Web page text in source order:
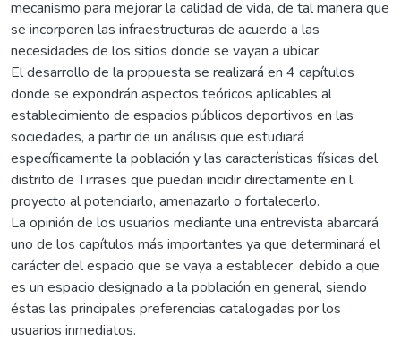
mecanismo para mejorar la calidad de vida, de tal manera que
se incorporen las infraestructuras de acuerdo a las
necesidades de los sitios donde se vayan a ubicar.
El desarrollo de la propuesta se realizará en 4 capítulos
donde se expondrán aspectos teóricos aplicables al
establecimiento de espacios públicos deportivos en las
sociedades, a partir de un análisis que estudiará
específicamente la población y las características físicas del
distrito de Tirrases que puedan incidir directamente en l
proyecto al potenciarlo, amenazarlo o fortalecerlo.
La opinión de los usuarios mediante una entrevista abarcará
uno de los capítulos más importantes ya que determinará el
carácter del espacio que se vaya a establecer, debido a que
es un espacio designado a la población en general, siendo
éstas las principales preferencias catalogadas por los
usuarios inmediatos.